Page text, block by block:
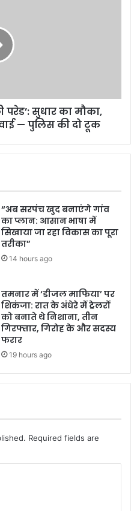
परेड’: सुधार का मौका,
— पुलिस की दो टूक
“अब सरपंच खुद बनाएंगे गांव
का प्लान: आसान भाषा में
सिखाया जा रहा विकास का पूरा
तरीका”
14 hours ago
तमनार में ‘डीजल माफिया’ पर
शिकंजा: रात के अंधेरे में ट्रेलरों
को बनाते थे निशाना, तीन
गिरफ्तार, गिरोह के और सदस्य
फरार
19 hours ago
Required fields are